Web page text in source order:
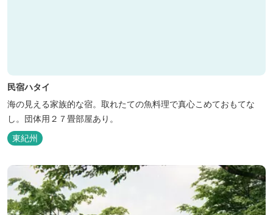
民宿ハタイ
海の見える家族的な宿。取れたての魚料理で真心こめておもてな
し。団体用２７畳部屋あり。
東紀州